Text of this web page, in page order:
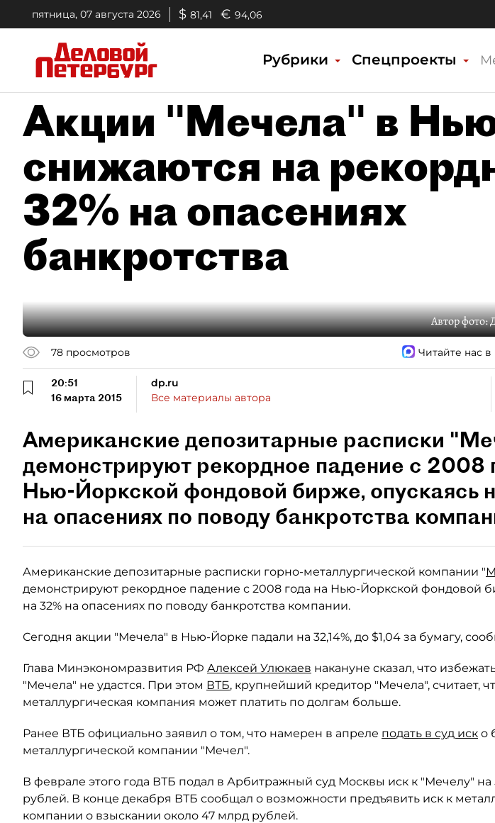
пятница, 07 августа 2026 $ 81,41 € 94,06
Рубрики Спецпроекты
Акции "Мечела" в
снижаются на
32% на опасениях
банкротства
Автор фото:
78 просмотров Читайте нас
20:51
16 марта 2015
dp.ru
Все материалы автора
Американские депозитарные расписки
демонстрируют рекордное падение с 2008
Нью-Йоркской фондовой бирже, опускаясь
на опасениях по поводу банкротства
Американские депозитарные расписки горно-металлургической компании "
демонстрируют рекордное падение с 2008 года на Нью-Йоркской фондовой
на 32% на опасениях по поводу банкротства компании.
Сегодня акции "Мечела" в Нью-Йорке падали на 32,14%, до $1,04 за бумагу,
Глава Минэкономразвития РФ Алексей Улюкаев накануне сказал, что
"Мечела" не удастся. При этом ВТБ, крупнейший кредитор "Мечела", считает,
металлургическая компания может платить по долгам больше.
Ранее ВТБ официально заявил о том, что намерен в апреле подать в суд иск о
металлургической компании "Мечел".
В феврале этого года ВТБ подал в Арбитражный суд Москвы иск к "Мечелу" на
рублей. В конце декабря ВТБ сообщал о возможности предъявить иск к
компании о взыскании около 47 млрд рублей.